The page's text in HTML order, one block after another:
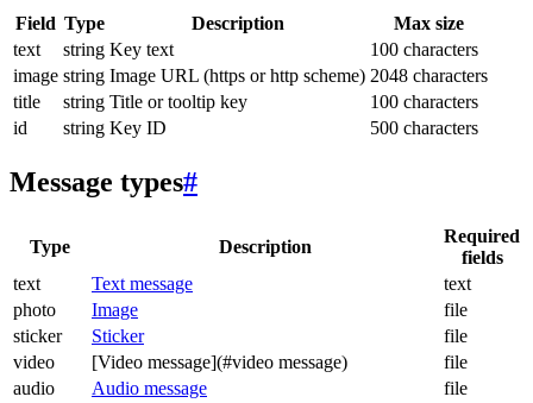
Field Type Description
Max size
text
string Key text
100 characters
image string Image URL (https or http scheme) 2048 characters
title
string Title or tooltip key
100 characters
id
string Key ID 500 characters
Message types#
Type Description
Required
fields
text
Text message
text
photo
Image
file
sticker
Sticker
file
video
[Video message](#video message)
file
audio
Audio message file